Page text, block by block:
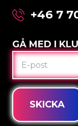
+46 7
GÅ MED I
E-
POST
SKICKA